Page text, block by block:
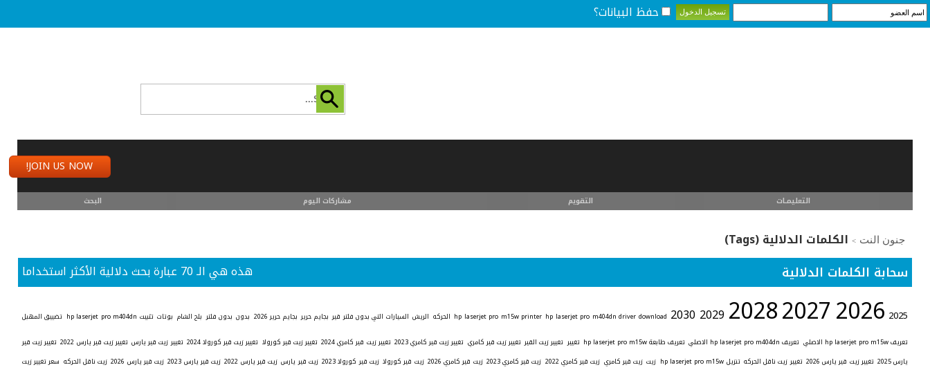
حفظ البيانات؟
JOIN US NOW!
التعليمـــات التقويم مشاركات اليوم البحث
جنون النت > الكلمات الدلالية (Tags)
هذه هي الـ 70 عبارة بحث دلالية الأكثر استخداما
سحابة الكلمات الدلالية
2025
2026
2027
2028
2029
2030
hp laserjet pro m15w printer hp laserjet pro m404dn driver download الحركه الريش السيارات التي بدون فلتر قير بجايم حرير بجايم حرير 2026 بدون بدون فلتر بلح الشام بوتات تثبيت hp laserjet pro m404dn تضييق المهبل
تعريف hp laserjet pro m15w الاصلي تعريف hp laserjet pro m404dn الاصلي تعريف طابعة hp laserjet pro m15w تغيير تغيير زيت القير تغيير زيت قير كامري تغيير زيت قير كامري 2023 تغيير زيت قير كامري 2024 تغيير زيت قير كورولا تغيير زيت قير كورولا 2024 تغيير زيت قير يارس تغيير زيت قير يارس 2022
تغيير زيت قير
يارس 2025
تغيير زيت قير يارس 2026 تغيير زيت ناقل الحركه تنزيل hp laserjet pro m15w زيت زيت قير كامري زيت قير كامري 2022 زيت قير كامري 2023 زيت قير كامري 2026 زيت قير كورولا زيت قير كورولا 2023 زيت قير يارس زيت قير يارس 2022 زيت قير يارس 2023 زيت قير يارس 2026 زيت ناقل الحركه سعر تغيير زيت